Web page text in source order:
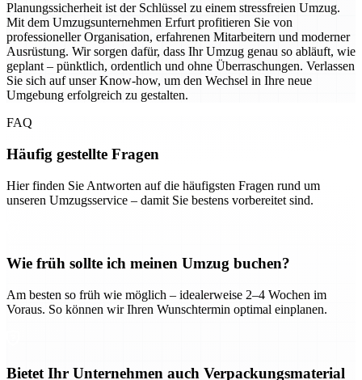
Planungssicherheit ist der Schlüssel zu einem stressfreien Umzug.
Mit dem Umzugsunternehmen Erfurt profitieren Sie von
professioneller Organisation, erfahrenen Mitarbeitern und moderner
Ausrüstung. Wir sorgen dafür, dass Ihr Umzug genau so abläuft, wie
geplant – pünktlich, ordentlich und ohne Überraschungen. Verlassen
Sie sich auf unser Know-how, um den Wechsel in Ihre neue
Umgebung erfolgreich zu gestalten.
FAQ
Häufig gestellte Fragen
Hier finden Sie Antworten auf die häufigsten Fragen rund um
unseren Umzugsservice – damit Sie bestens vorbereitet sind.
Wie früh sollte ich meinen Umzug buchen?
Am besten so früh wie möglich – idealerweise 2–4 Wochen im
Voraus. So können wir Ihren Wunschtermin optimal einplanen.
Bietet Ihr Unternehmen auch Verpackungsmaterial